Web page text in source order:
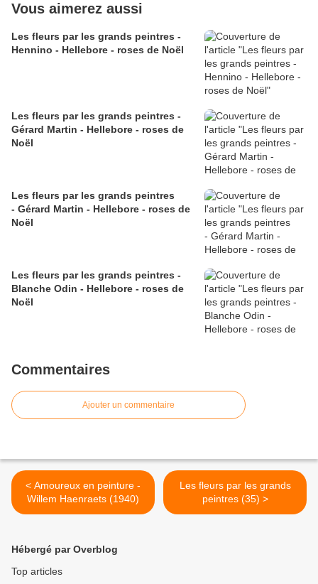
Vous aimerez aussi
Les fleurs par les grands peintres -
Hennino - Hellebore - roses de Noël
Les fleurs par les grands peintres -
Gérard Martin - Hellebore - roses de
Noël
Les fleurs par les grands peintres
- Gérard Martin - Hellebore - roses de
Noël
Les fleurs par les grands peintres -
Blanche Odin - Hellebore - roses de
Noël
Commentaires
Ajouter un commentaire
< Amoureux en peinture -
Willem Haenraets (1940)
Les fleurs par les grands
peintres (35) >
Hébergé par Overblog
Top articles